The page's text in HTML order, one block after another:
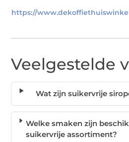
https://
Veelgestelde
Wat zijn suikervrije
Welke smaken zijn
suikervrije assortiment?